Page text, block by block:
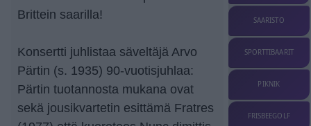
Brittein saarilla!
Konsertti juhlistaa säveltäjä Arvo
Pärtin (s. 1935) 90-vuotisjuhlaa:
Pärtin tuotannosta mukana ovat
sekä jousikvartetin esittämä Fratres
SAARISTO
SPORTTIBAARIT
PIKNIK
FRISBEEGOLF